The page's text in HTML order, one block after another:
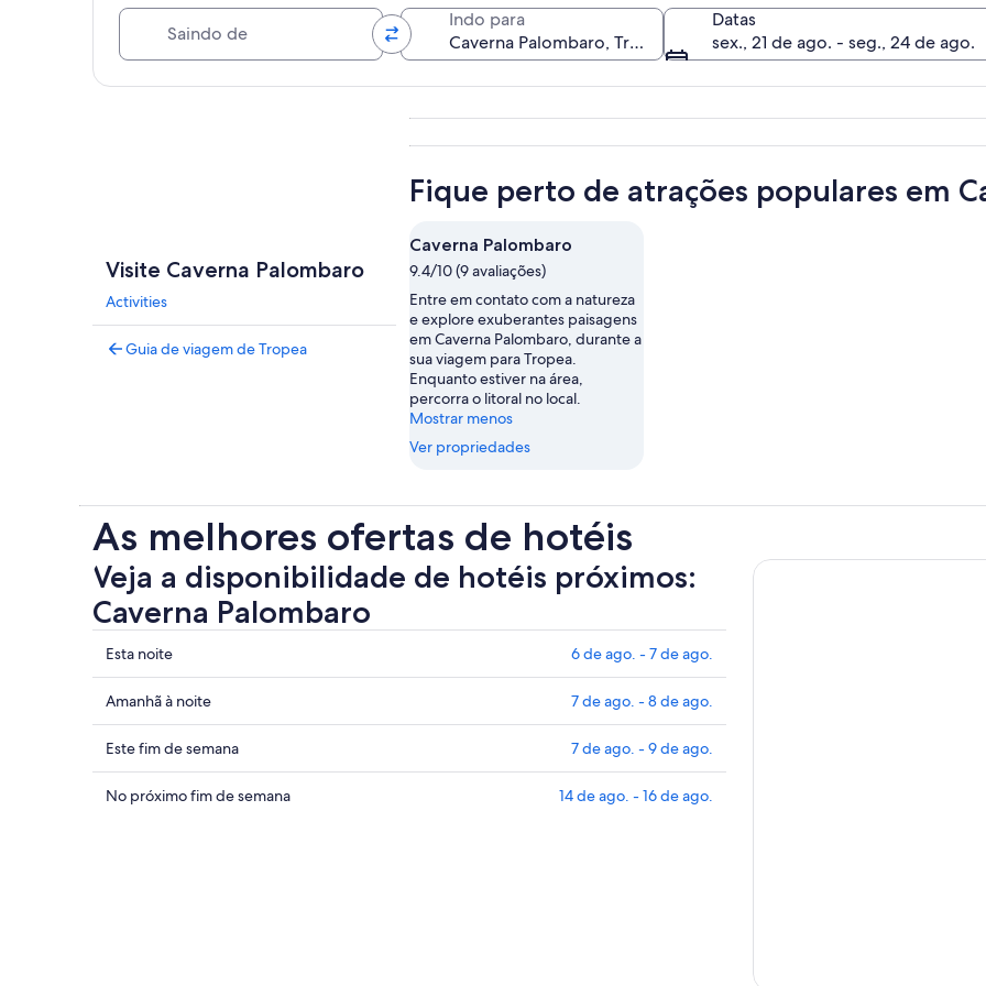
Indo para
Datas
sex., 21 de ago. - seg., 24 de ago.
Visite Caverna Palombaro
Activities
Guia de viagem de Tropea
Fique perto de atrações populares em
Caverna Palombaro
9.4/10 (9 avaliações)
Entre em contato com a natureza
e explore exuberantes paisagens
em Caverna Palombaro, durante a
sua viagem para Tropea.
Enquanto estiver na área,
percorra o litoral no local.
Mostrar menos
Ver propriedades
As melhores ofertas de hotéis
Veja a disponibilidade de hotéis próximos:
Caverna Palombaro
Mostrar
preços
perto
de
Caverna
Palombaro
para
Esta noite 6 de ago. - 7 de ago.
Mostrar
preços
perto
de
Caverna
Amanhã à noite 7 de ago. - 8 de ago.
Mostrar
preços
perto
Este fim de semana 7 de ago. - 9 de ago.
Mostrar
No próximo fim de semana 14 de ago. - 16 de ago.